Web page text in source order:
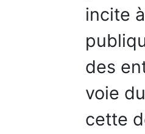
incite
des
voie
cette